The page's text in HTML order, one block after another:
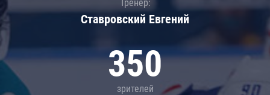
Тренер:
Ставровский Евгений
350
зрителей